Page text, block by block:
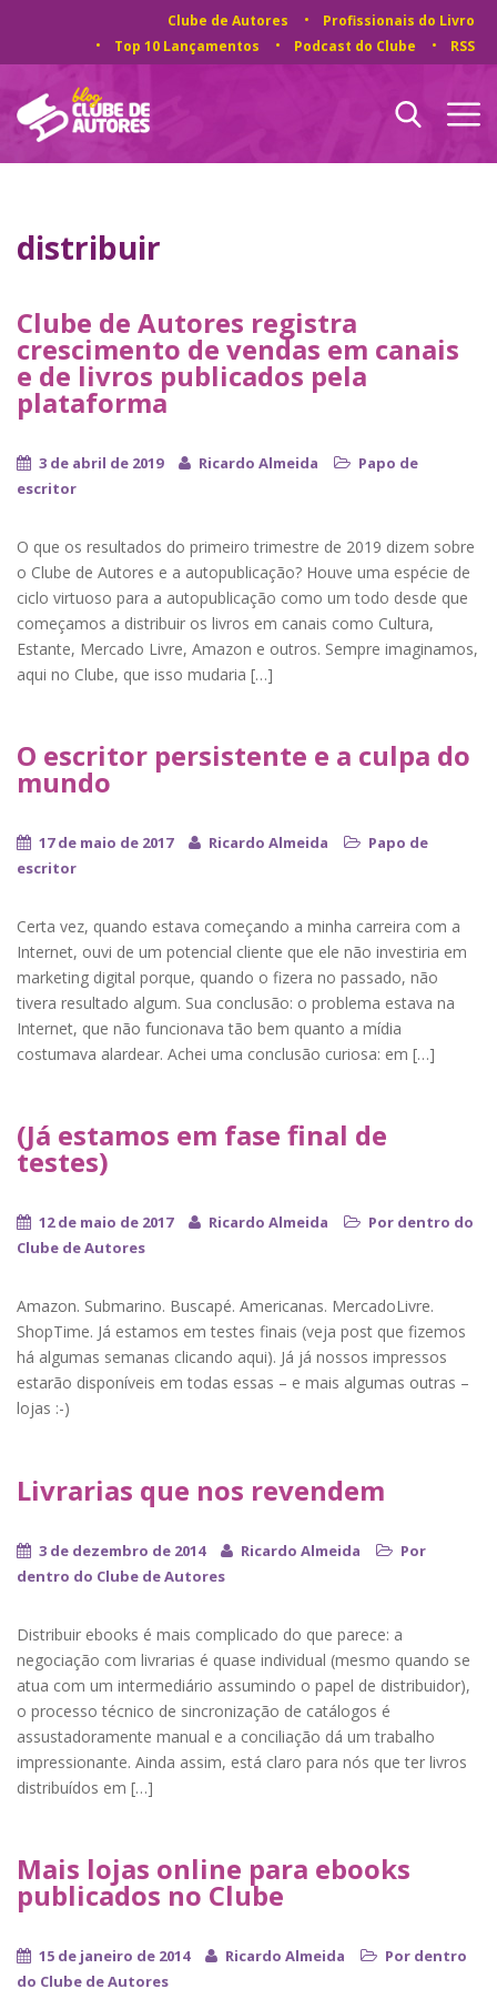
Clube de Autores
Profissionais do Livro
Top 10 Lançamentos
Podcast do Clube RSS
distribuir
Clube de Autores registra
crescimento de vendas em canais
e de livros publicados pela
plataforma
3 de abril de 2019 Ricardo Almeida
Papo de
escritor
O que os resultados do primeiro trimestre de 2019 dizem sobre
o Clube de Autores e a autopublicação? Houve uma espécie de
ciclo virtuoso para a autopublicação como um todo desde que
começamos a distribuir os livros em canais como Cultura,
Estante, Mercado Livre, Amazon e outros. Sempre imaginamos,
aqui no Clube, que isso mudaria […]
O escritor persistente e a culpa do
mundo
17 de maio de 2017 Ricardo Almeida
Papo de
escritor
Certa vez, quando estava começando a minha carreira com a
Internet, ouvi de um potencial cliente que ele não investiria em
marketing digital porque, quando o fizera no passado, não
tivera resultado algum. Sua conclusão: o problema estava na
Internet, que não funcionava tão bem quanto a mídia
costumava alardear. Achei uma conclusão curiosa: em […]
(Já estamos em fase final de
testes)
12 de maio de 2017 Ricardo Almeida
Por dentro do
Clube de Autores
Amazon. Submarino. Buscapé. Americanas. MercadoLivre.
ShopTime. Já estamos em testes finais (veja post que fizemos
há algumas semanas clicando aqui). Já já nossos impressos
estarão disponíveis em todas essas – e mais algumas outras –
lojas :-)
Livrarias que nos revendem
3 de dezembro de 2014 Ricardo Almeida
Por
dentro do Clube de Autores
Distribuir ebooks é mais complicado do que parece: a
negociação com livrarias é quase individual (mesmo quando se
atua com um intermediário assumindo o papel de distribuidor),
o processo técnico de sincronização de catálogos é
assustadoramente manual e a conciliação dá um trabalho
impressionante. Ainda assim, está claro para nós que ter livros
distribuídos em […]
Mais lojas online para ebooks
publicados no Clube
15 de janeiro de 2014 Ricardo Almeida
Por dentro
do Clube de Autores